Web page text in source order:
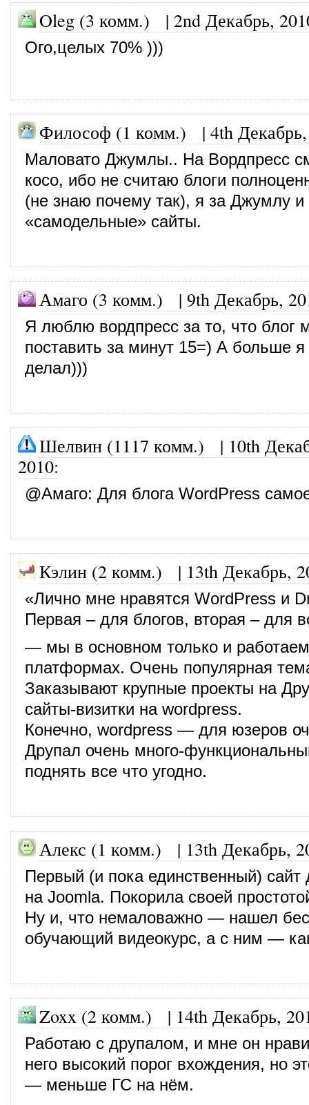
Oleg (3 комм.) | 2nd Декабрь,
Ого,целых 70% )))
Философ (1 комм.) | 4th
Маловато Джумлы.. На Вордпресс
косо, ибо не считаю блоги
(не знаю почему так), я за Джумлу и
«самодельные» сайты.
Амаго (3 комм.) | 9th Декабрь,
Я люблю вордпресс за то, что блог
поставить за минут 15=) А больше я
делал)))
Шелвин (1117 комм.) | 10th
2010:
@Амаго: Для блога WordPress
Кэлин (2 комм.) | 13th Декабрь,
«Лично мне нравятся WordPress и
Первая – для блогов, вторая – для
— мы в основном только и
платформах. Очень популярная
Заказывают крупные проекты на
сайты-визитки на wordpress.
Конечно, wordpress — для юзеров
Друпал очень много-
поднять все что угодно.
Алекс (1 комм.) | 13th Декабрь,
Первый (и пока единственный) сайт
на Joomla. Покорила своей
Ну и, что немаловажно — нашел
обучающий видеокурс, а с ним —
Zoxx (2 комм.) | 14th Декабрь,
Работаю с друпалом, и мне он
него высокий порог вхождения, но
— меньше ГС на нём.